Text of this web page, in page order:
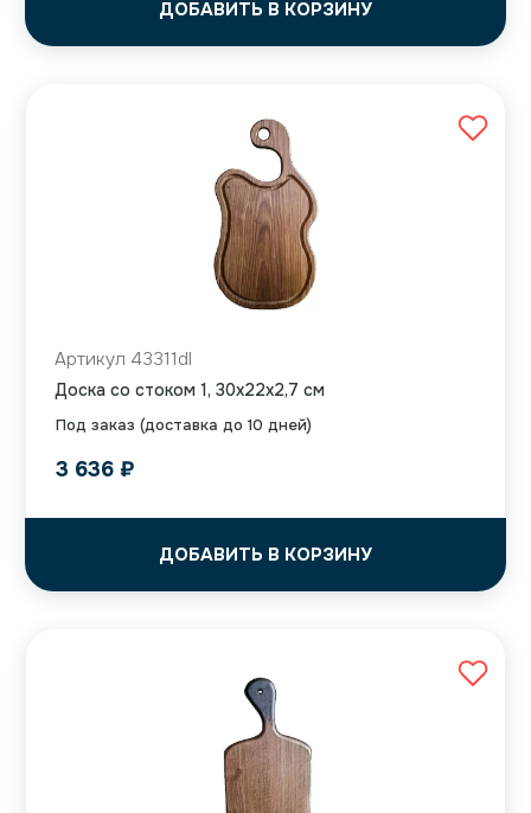
ДОБАВИТЬ В КОРЗИНУ
Под заказ (доставка до 10 дней)
Артикул 43311dl
Доска со стоком 1, 30x22x2,7 см
3 636 ₽
ДОБАВИТЬ В КОРЗИНУ